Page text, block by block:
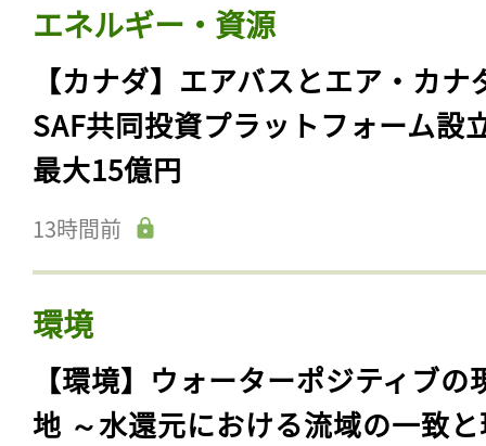
エネルギー・資源
【カナダ】エアバスとエア・カナ
SAF共同投資プラットフォーム設
最大15億円
13時間前
環境
【環境】ウォーターポジティブの
地 ～水還元における流域の一致